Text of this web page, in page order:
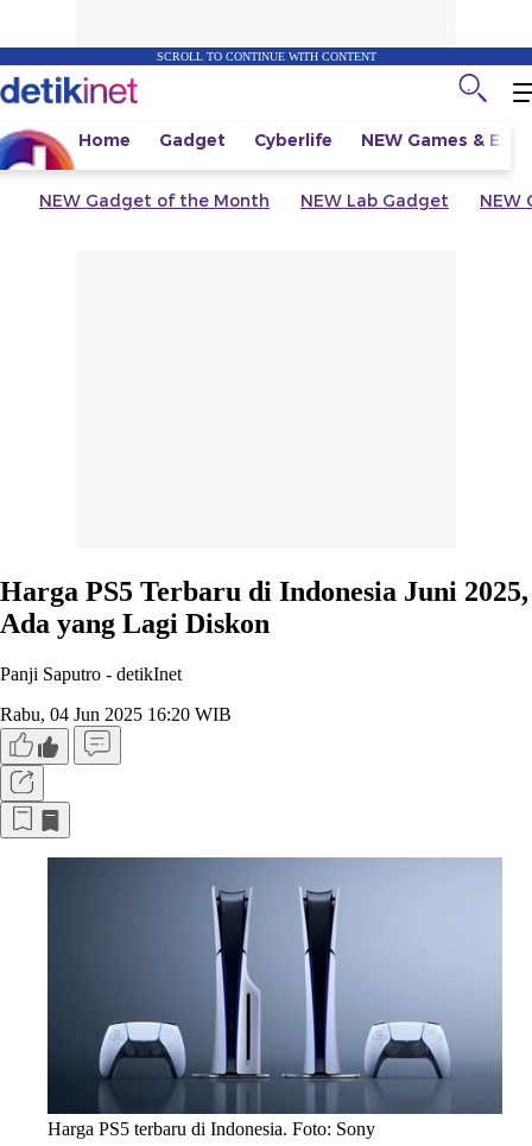
SCROLL TO CONTINUE WITH CONTENT
Home Gadget Cyberlife NEW Games &
NEW Gadget of the Month NEW Lab Gadget NEW
Harga PS5 Terbaru di Indonesia Juni 2025,
Ada yang Lagi Diskon
Panji Saputro - detikInet
Rabu, 04 Jun 2025 16:20 WIB
Harga PS5 terbaru di Indonesia. Foto: Sony